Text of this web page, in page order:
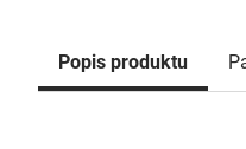
Popis produktu